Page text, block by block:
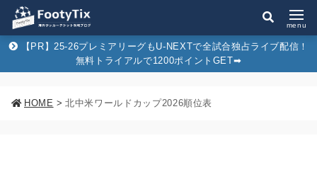
menu
【PR】25-26プレミアリーグもU-NEXTで全試合独占ライブ配信！
無料トライアルで1200ポイントGET➡︎
HOME > 北中米ワールドカップ2026順位表